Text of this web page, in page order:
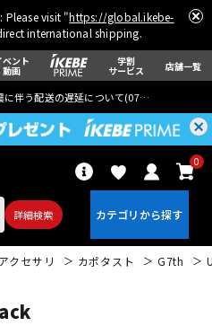
Please visit "https://global.ikebe-
international shipping.
ベント
動画
学割
サービス 店舗一覧
に伴う配送の遅延について(07月29日
詳細検索
0
クセサリ カポタスト G7th